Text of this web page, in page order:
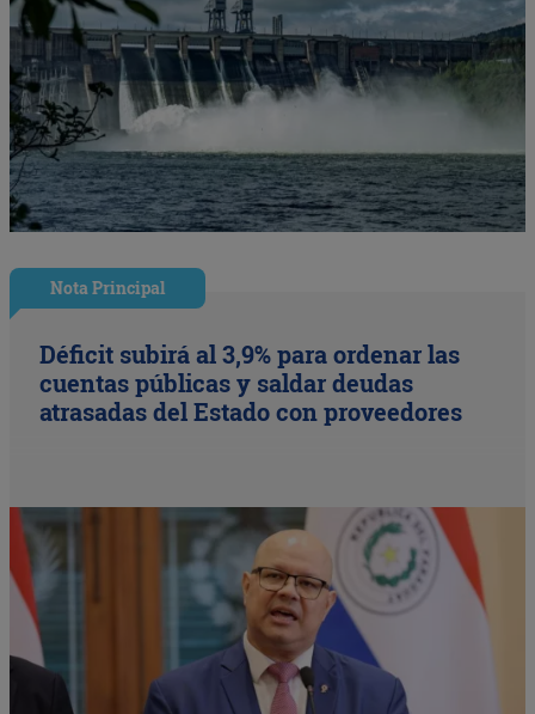
Nota Principal
Déficit subirá al 3,9% para ordenar las
cuentas públicas y saldar deudas
atrasadas del Estado con proveedores